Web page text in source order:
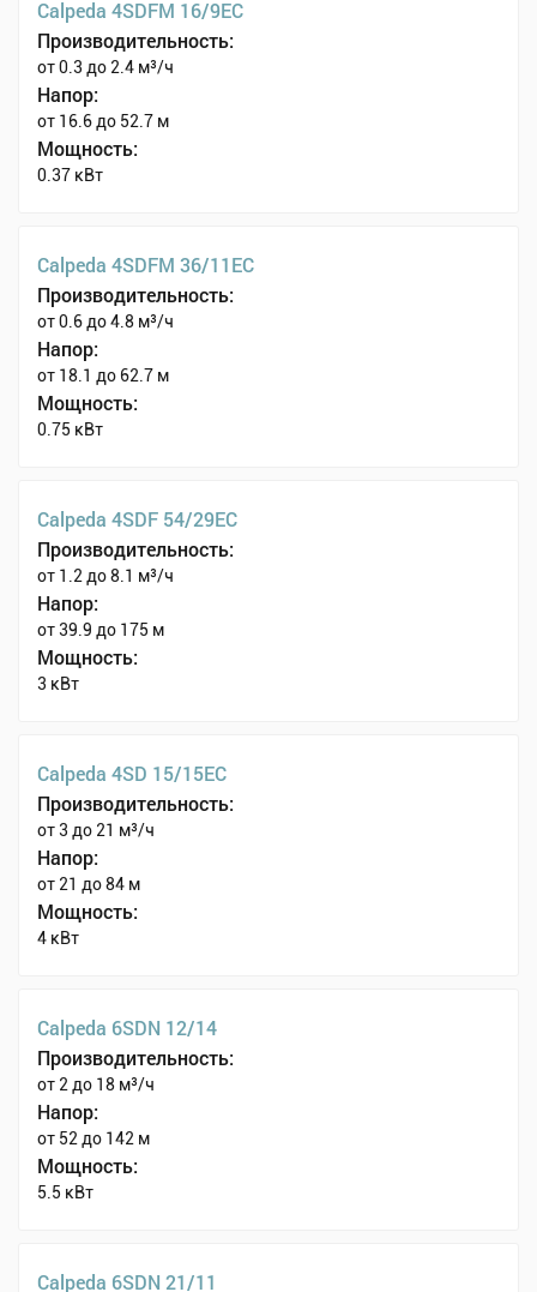
Calpeda 4SDFM 16/9EC
Производительность:
от 0.3 до 2.4 м³/ч
Напор:
от 16.6 до 52.7 м
Мощность:
0.37 кВт
Calpeda 4SDFM 36/11EC
Производительность:
от 0.6 до 4.8 м³/ч
Напор:
от 18.1 до 62.7 м
Мощность:
0.75 кВт
Calpeda 4SDF 54/29EC
Производительность:
от 1.2 до 8.1 м³/ч
Напор:
от 39.9 до 175 м
Мощность:
3 кВт
Calpeda 4SD 15/15EC
Производительность:
от 3 до 21 м³/ч
Напор:
от 21 до 84 м
Мощность:
4 кВт
Calpeda 6SDN 12/14
Производительность:
от 2 до 18 м³/ч
Напор:
от 52 до 142 м
Мощность:
5.5 кВт
Calpeda 6SDN 21/11